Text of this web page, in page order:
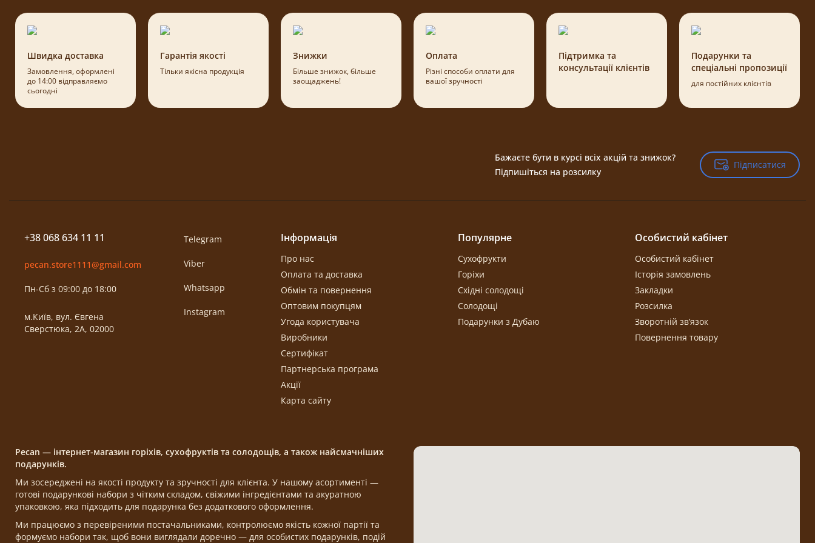
Швидка доставка
Замовлення, оформлені
до 14:00 відправляємо
сьогодні
Гарантія якості
Тільки якісна продукція
Знижки
Більше знижок, більше
заощаджень!
Оплата
Різні способи оплати для
вашої зручності
Підтримка та
консультації клієнтів
Подарунки та
спеціальні пропозиції
для постійних клієнтів
Бажаєте бути в курсі всіх акцій та знижок?
Підпишіться на розсилку
Підписатися
Підписатися
+38 068 634 11 11
pecan.store1111@gmail.com
Пн-Сб з 09:00 до 18:00
м.Київ, вул. Євгена
Сверстюка, 2А, 02000
Telegram
Viber
Whatsapp
Instagram
Інформація
Про нас
Оплата та доставка
Обмін та повернення
Оптовим покупцям
Угода користувача
Виробники
Сертифікат
Партнерська програма
Акції
Карта сайту
Популярне
Сухофрукти
Горіхи
Східні солодощі
Солодощі
Подарунки з Дубаю
Особистий кабінет
Особистий кабінет
Історія замовлень
Закладки
Розсилка
Зворотній зв’язок
Повернення товару
Pecan — інтернет-магазин горіхів, сухофруктів та солодощів, а також найсмачніших
подарунків.
Ми зосереджені на якості продукту та зручності для клієнта. У нашому асортименті —
готові подарункові набори з чітким складом, свіжими інгредієнтами та акуратною
упаковкою, яка підходить для подарунка без додаткового оформлення.
Ми працюємо з перевіреними постачальниками, контролюємо якість кожної партії та
формуємо набори так, щоб вони виглядали доречно — для особистих подарунків, подій